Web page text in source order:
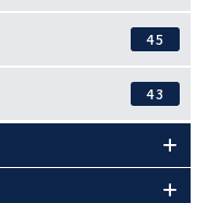
45
43